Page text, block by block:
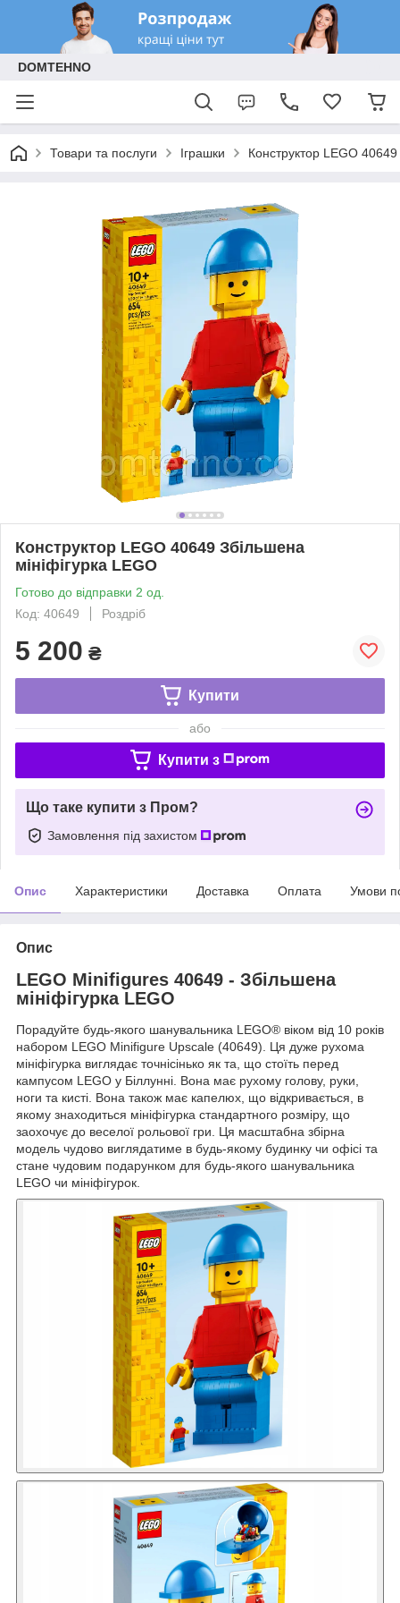
DOMTEHNO
Товари та послуги Іграшки Конструктор LEGO
Конструктор LEGO 40649 Збільшена
мініфігурка LEGO
Готово до відправки 2 од.
Код: 40649
Роздріб
5 200 ₴
Купити
або
Купити з
Що таке купити з Пром?
Замовлення під захистом
Опис Характеристики Доставка Оплата Умови
Опис
LEGO Minifigures 40649 - Збільшена
мініфігурка LEGO
Порадуйте будь-якого шанувальника LEGO® віком від 10 років
набором LEGO Minifigure Upscale (40649). Ця дуже рухома
мініфігурка виглядає точнісінько як та, що стоїть перед
кампусом LEGO у Біллунні. Вона має рухому голову, руки,
ноги та кисті. Вона також має капелюх, що відкривається, в
якому знаходиться мініфігурка стандартного розміру, що
заохочує до веселої рольової гри. Ця масштабна збірна
модель чудово виглядатиме в будь-якому будинку чи офісі та
стане чудовим подарунком для будь-якого шанувальника
LEGO чи мініфігурок.